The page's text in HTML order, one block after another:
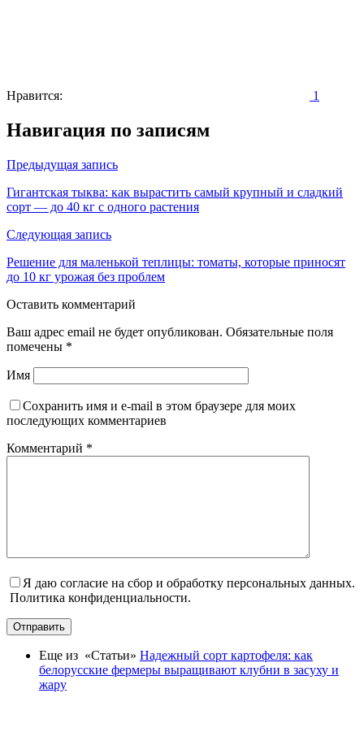
Нравится: 1
Навигация по записям
Предыдущая запись
Гигантская тыква: как вырастить самый крупный и сладкий
сорт — до 40 кг с одного растения
Следующая запись
Решение для маленькой теплицы: томаты, которые приносят
до 10 кг урожая без проблем
Оставить комментарий
Ваш адрес email не будет опубликован. Обязательные поля
помечены *
Имя
Сохранить имя и e-mail в этом браузере для моих
последующих комментариев
Комментарий *
Я даю согласие на сбор и обработку персональных данных.
Политика конфиденциальности.
Отправить
Еще из «Статьи» Надежный сорт картофеля: как
белорусские фермеры выращивают клубни в засуху и
жару